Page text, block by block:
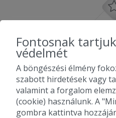
Fontosnak
védelmét
A böngészési élmény
szabott hirdetések vagy
valamint a forgalom
(cookie) használunk. A
gombra kattintva